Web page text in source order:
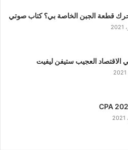
قطعة الجبن الخاصة بي؟ كتاب صوتي
الاقتصاد العجيب ستيفن ليفيت